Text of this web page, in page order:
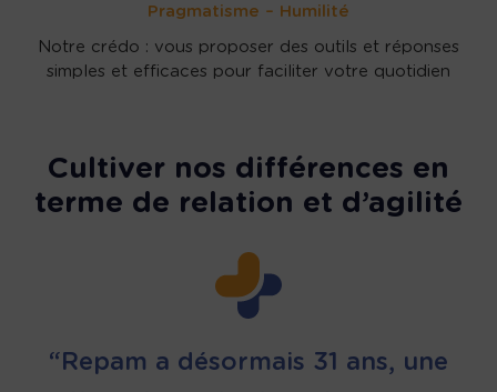
Pragmatisme – Humilité
Notre crédo : vous proposer des outils et réponses
simples et efficaces pour faciliter votre quotidien
Cultiver nos différences en
terme de relation et d’agilité
“Repam a désormais 31 ans, une